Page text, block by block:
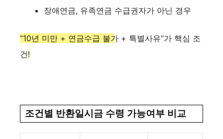
장애연금, 유족연금 수급권자가 아닌 경우
“10년 미만 + 연금수급 불가 + 특별사유”가 핵심 조
건!
조건별 반환일시금 수령 가능여부 비교